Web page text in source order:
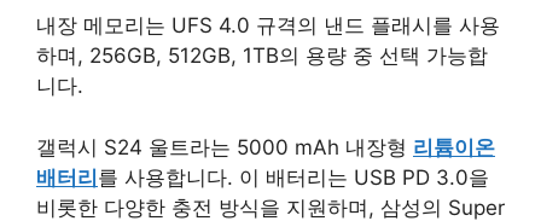
내장 메모리는 UFS 4.0 규격의 낸드 플래시를 사용
하며, 256GB, 512GB, 1TB의 용량 중 선택 가능합
니다.
갤럭시 S24 울트라는 5000 mAh 내장형 리튬이온
배터리를 사용합니다. 이 배터리는 USB PD 3.0을
비롯한 다양한 충전 방식을 지원하며, 삼성의 Super